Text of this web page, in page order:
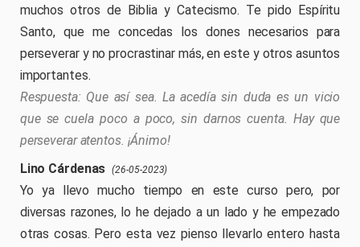
muchos otros de Biblia y Catecismo. Te pido Espíritu
Santo, que me concedas los dones necesarios para
perseverar y no procrastinar más, en este y otros asuntos
importantes.
Que así sea. La acedía sin duda es un vicio
que se cuela poco a poco, sin darnos cuenta. Hay que
perseverar atentos. ¡Ánimo!
Lino Cárdenas (26-05-2023)
Yo ya llevo mucho tiempo en este curso pero, por
diversas razones, lo he dejado a un lado y he empezado
otras cosas. Pero esta vez pienso llevarlo entero hasta